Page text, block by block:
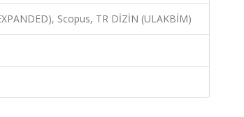
Scopus, TR DİZİN (ULAKBİM)